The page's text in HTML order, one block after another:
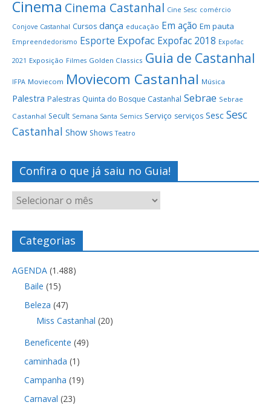
Cinema Cinema Castanhal Cine Sesc comércio
Conjove Castanhal Cursos dança educação Em ação Em pauta
Empreendedorismo Esporte Expofac Expofac 2018 Expofac
2021 Exposição Filmes Golden Classics Guia de Castanhal
IFPA Moviecom Moviecom Castanhal Música
Palestra Palestras Quinta do Bosque Castanhal Sebrae Sebrae
Castanhal Secult Semana Santa Semics Serviço serviços Sesc Sesc
Castanhal Show Shows Teatro
Confira o que já saiu no Guia!
Categorias
AGENDA(1.488)
Baile (15)
Beleza (47)
Miss Castanhal (20)
Beneficente (49)
caminhada (1)
Campanha (19)
Carnaval (23)